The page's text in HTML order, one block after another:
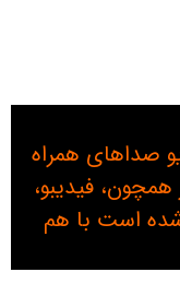
صداهای همراه
فیدیبو،
شده است با هم